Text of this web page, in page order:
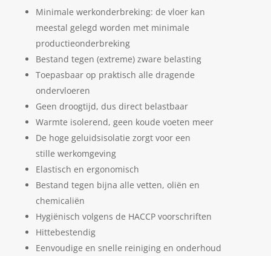
Minimale werkonderbreking: de vloer kan
meestal gelegd worden met minimale
productieonderbreking
Bestand tegen (extreme) zware belasting
Toepasbaar op praktisch alle dragende
ondervloeren
Geen droogtijd, dus direct belastbaar
Warmte isolerend, geen koude voeten meer
De hoge geluidsisolatie zorgt voor een
stille werkomgeving
Elastisch en ergonomisch
Bestand tegen bijna alle vetten, oliën en
chemicaliën
Hygiënisch volgens de HACCP voorschriften
Hittebestendig
Eenvoudige en snelle reiniging en onderhoud